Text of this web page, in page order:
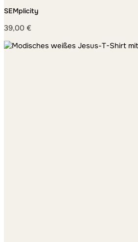
SEMplicity
39,00 €